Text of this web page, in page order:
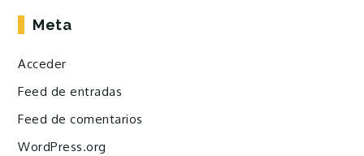
Meta
Acceder
Feed de entradas
Feed de comentarios
WordPress.org